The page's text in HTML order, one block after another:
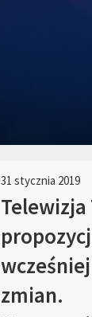
31 stycznia 2019
zmian.